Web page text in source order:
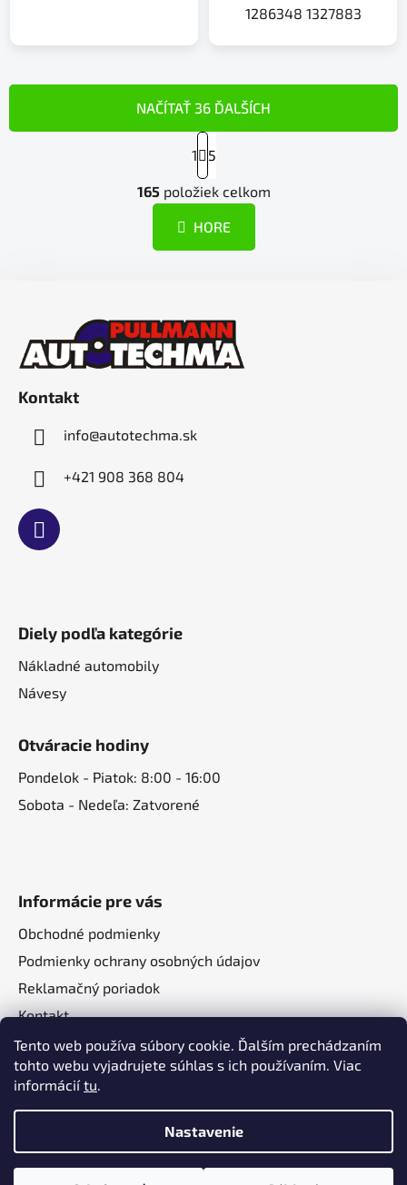
Tento web používa súbory cookie. Ďalším prechádzaním
tohto webu vyjadrujete súhlas s ich používaním. Viac
informáciítu.
Nastavenie
1286348 1327883
O
v
á
d
i
e
p
r
NAČÍTAŤ 36 ĎALŠÍCH
S
t
r
á
n
k
e
1 5
165položiek celkom
HORE
Kontakt
info@autotechma.sk
+421 908 368 804
Diely podľa kategórie
Nákladné automobily
Návesy
Otváracie hodiny
Pondelok - Piatok: 8:00 - 16:00
Sobota - Nedeľa: Zatvorené
Informácie pre vás
Obchodné podmienky
Podmienky ochrany osobných údajov
Reklamačný poriadok
Kontakt
O nás
Vytvoril Shoptet a Adatelier